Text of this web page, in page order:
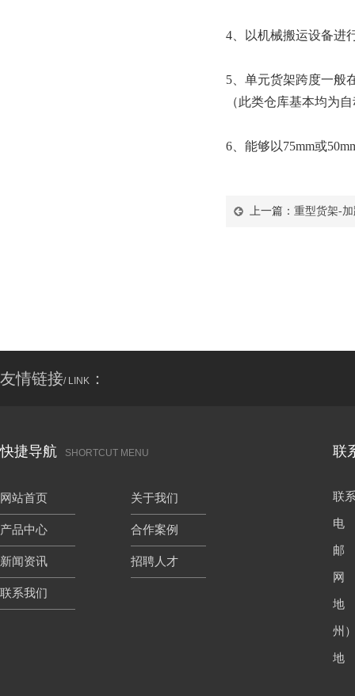
4、以机械搬运设备进
5、单元货架跨度一般
（此类仓库基本均为
6、能够以75mm或
上一篇： 重型货架-
友情链接/ LINK ：
快捷导航 SHORTCUT MENU
网站首页 关于我们
产品中心 合作案例
新闻资讯 招聘人才
联系我们
联
联
电
邮
网
地
州
地